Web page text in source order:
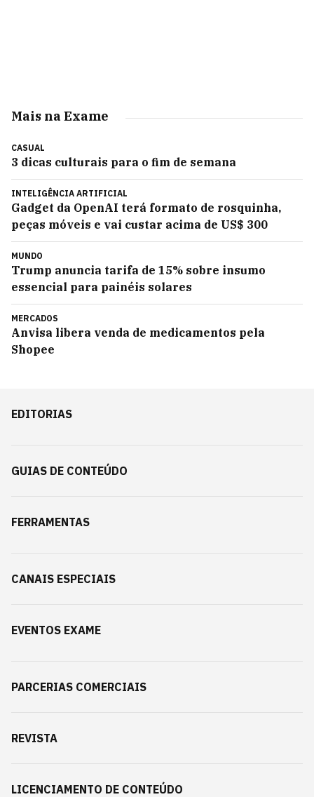
Mais na Exame
CASUAL
3 dicas culturais para o fim de semana
INTELIGÊNCIA ARTIFICIAL
Gadget da OpenAI terá formato de rosquinha,
peças móveis e vai custar acima de US$ 300
MUNDO
Trump anuncia tarifa de 15% sobre insumo
essencial para painéis solares
MERCADOS
Anvisa libera venda de medicamentos pela
Shopee
EDITORIAS
GUIAS DE CONTEÚDO
FERRAMENTAS
CANAIS ESPECIAIS
EVENTOS EXAME
PARCERIAS COMERCIAIS
REVISTA
LICENCIAMENTO DE CONTEÚDO